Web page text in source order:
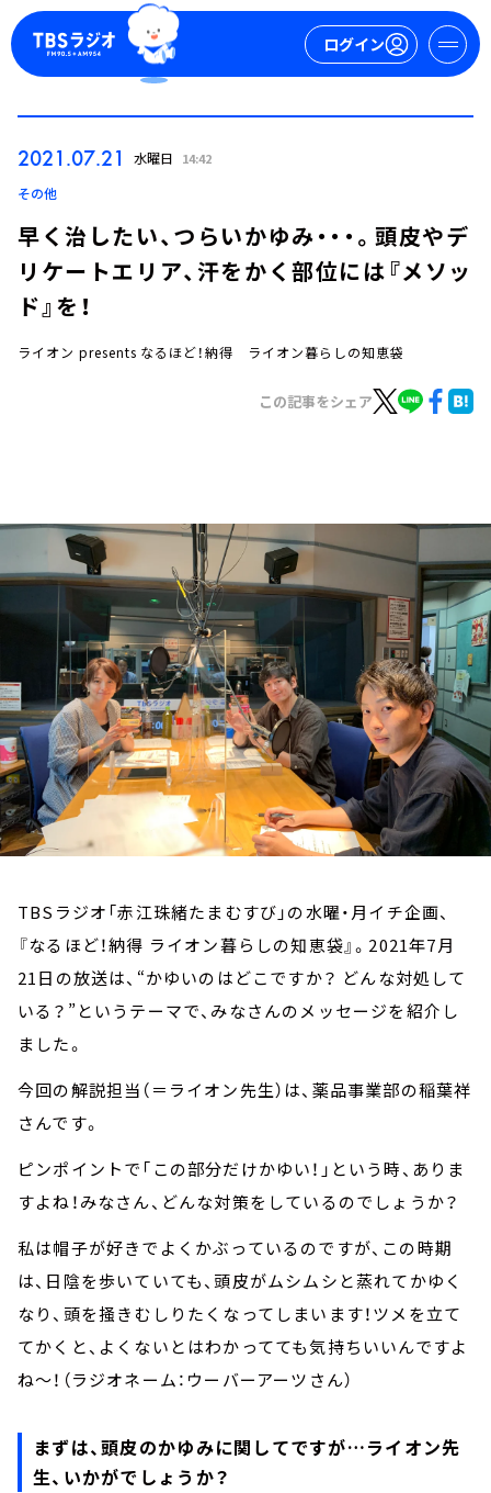
ログイン
イベント・グッズ
YouTube
会社情報
2021.07.21 水曜日 14:42
その他
早く治したい、つらいかゆみ・・・。頭皮やデ
リケートエリア、汗をかく部位には『メソッ
ド』を！
ライオン presents なるほど！納得 ライオン暮らしの知恵袋
この記事をシェア
TBSラジオ「赤江珠緒たまむすび」の水曜・月イチ企画、
『なるほど！納得 ライオン暮らしの知恵袋』。2021年7月
21日の放送は、“かゆいのはどこですか？ どんな対処して
いる？”というテーマで、みなさんのメッセージを紹介し
ました。
今回の解説担当（＝ライオン先生）は、薬品事業部の稲葉祥
さんです。
ピンポイントで「この部分だけかゆい！」という時、ありま
すよね！みなさん、どんな対策をしているのでしょうか？
私は帽子が好きでよくかぶっているのですが、この時期
は、日陰を歩いていても、頭皮がムシムシと蒸れてかゆく
なり、頭を掻きむしりたくなってしまいます！ツメを立て
てかくと、よくないとはわかってても気持ちいいんですよ
ね～！（ラジオネーム：ウーバーアーツさん）
まずは、頭皮のかゆみに関してですが…ライオン先
生、いかがでしょうか？